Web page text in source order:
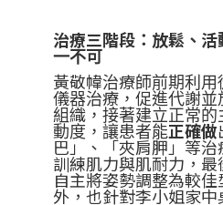
治療三階段：放鬆、
一不可
黃敬幃治療師前期利
儀器治療，促進代謝並
組織，接著建立正常的
動度，讓患者能正確做
巴」、「夾肩胛」等治
訓練肌力與肌耐力，最
自主將姿勢調整為較佳
外，也針對李小姐家中